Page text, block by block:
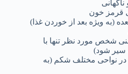
قرمز خون
(به ویژه بعد از خوردن غذا)
شخص مورد نظر تنها با
سیر شود)
در نواحی مختلف شکم (به